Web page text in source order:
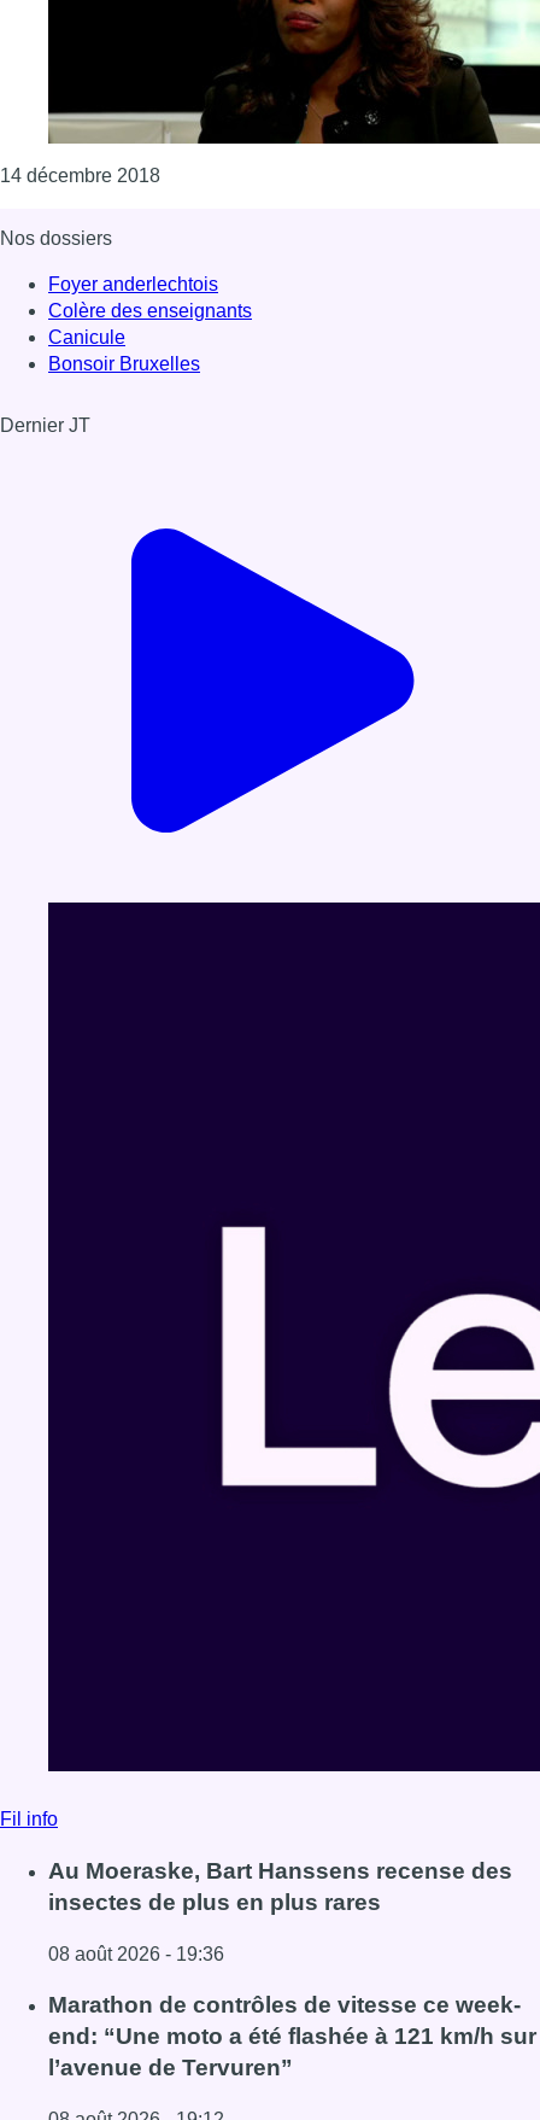
14 décembre 2018Consulter l'article "L’ex-conseillère
Nos dossiers
Foyer anderlechtois
Colère des enseignants
Canicule
Bonsoir Bruxelles
Dernier JT
Fil info
Au Moeraske, Bart Hanssens recense des
insectes de plus en plus rares
08 août 2026 - 19:36
Lire l'article Au Moeraske, Bart Hanssens recense des
Marathon de contrôles de vitesse ce week-
end: “Une moto a été flashée à 121 km/h sur
l’avenue de Tervuren”